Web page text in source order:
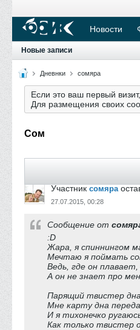
Новости
Новые записи
Дневнки сомяра
Если это ваш первый
Для размещения своих
Сом
Участник сомяра
27.07.2015, 00:28
Сообщение от
:D
Жара, я спиннингом
Мечтаю я поймать
Ведь, где он плавает,
А он не знает про
Парящий твистер дна
Мне карту дна
И я тихонечко
Как только твистер